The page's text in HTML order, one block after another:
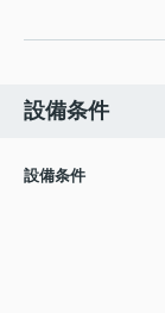
設備条件
設備条件